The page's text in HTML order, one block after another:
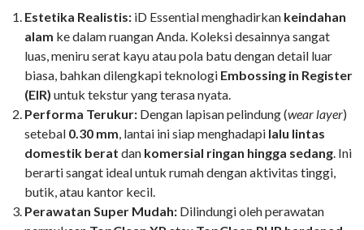
Estetika Realistis: iD Essential menghadirkan keindahan
alam ke dalam ruangan Anda. Koleksi desainnya sangat
luas, meniru serat kayu atau pola batu dengan detail luar
biasa, bahkan dilengkapi teknologi Embossing in Register
(EIR) untuk tekstur yang terasa nyata.
Performa Terukur: Dengan lapisan pelindung (wear layer)
setebal 0.30 mm, lantai ini siap menghadapi lalu lintas
domestik berat dan komersial ringan hingga sedang. Ini
berarti sangat ideal untuk rumah dengan aktivitas tinggi,
butik, atau kantor kecil.
Perawatan Super Mudah: Dilindungi oleh perawatan